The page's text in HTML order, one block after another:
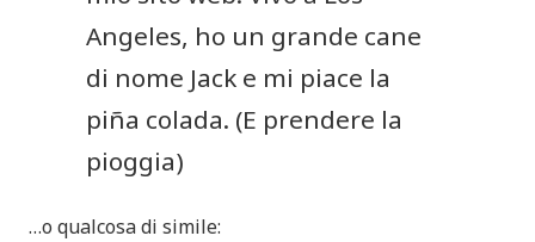
Angeles, ho un grande cane
di nome Jack e mi piace la
piña colada. (E prendere la
pioggia)
…o qualcosa di simile: